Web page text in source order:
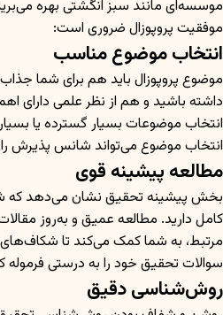
موسسه‌ای مانند سبز انگشتی بهره
موفقیت پروپوزال ضروری است:
انتخاب موضوع مناسب
موضوع پروپوزال باید هم برای شما جذاب
داشته باشید و هم از نظر علمی دارای
انتخاب موضوعات بسیار گسترده یا
انتخاب موضوع می‌تواند شانس پذیرش
مطالعه پیشینه قوی
بخش پیشینه تحقیق نشان می‌دهد که
کامل دارید. مطالعه عمیق و به‌روز
مرتبط، به شما کمک می‌کند تا
سوالات تحقیق خود را به درستی فرموله
روش‌شناسی دقیق